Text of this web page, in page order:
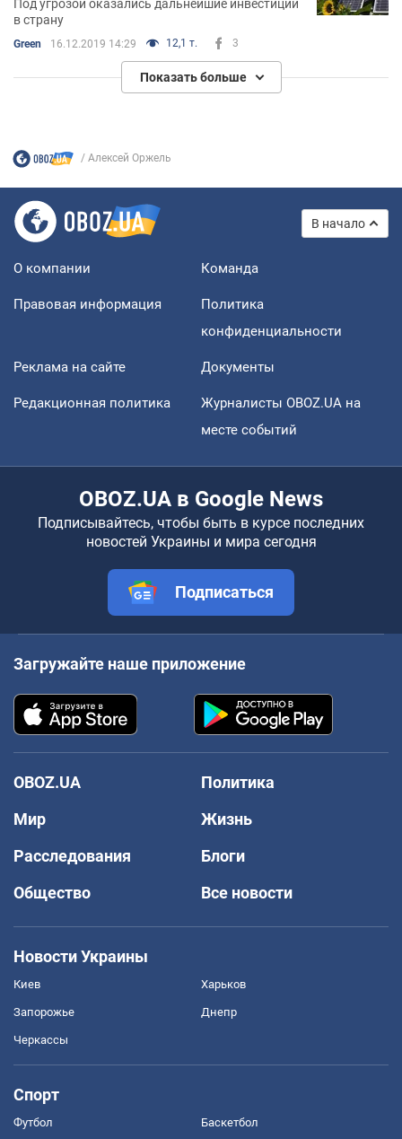
Под угрозой оказались дальнейшие инвестиции
в страну
Green 16.12.2019 14:29 12,1 т. 3
Показать больше
Алексей Оржель
В начало
О компании Команда
Правовая информация
Политика
конфиденциальности
Реклама на сайте Документы
Редакционная политика
Журналисты OBOZ.UA на
месте событий
OBOZ.UA в Google News
Подписывайтесь, чтобы быть в курсе последних
новостей Украины и мира сегодня
Подписаться
Загружайте наше приложение
OBOZ.UA
Политика
Мир
Жизнь
Расследования
Блоги
Общество
Все новости
Новости Украины
Киев Харьков
Запорожье Днепр
Черкассы
Спорт
Футбол Баскетбол